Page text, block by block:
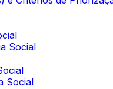
Social
Social